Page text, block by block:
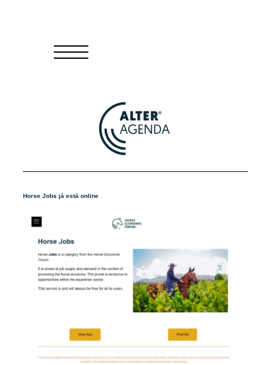
Horse Jobs já está online